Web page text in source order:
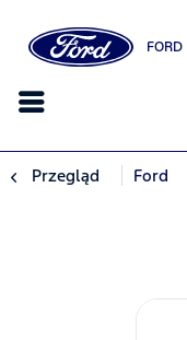
FORD
Przegląd Ford